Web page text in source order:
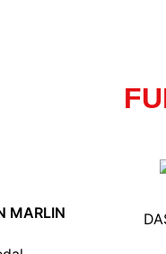
MARLIN